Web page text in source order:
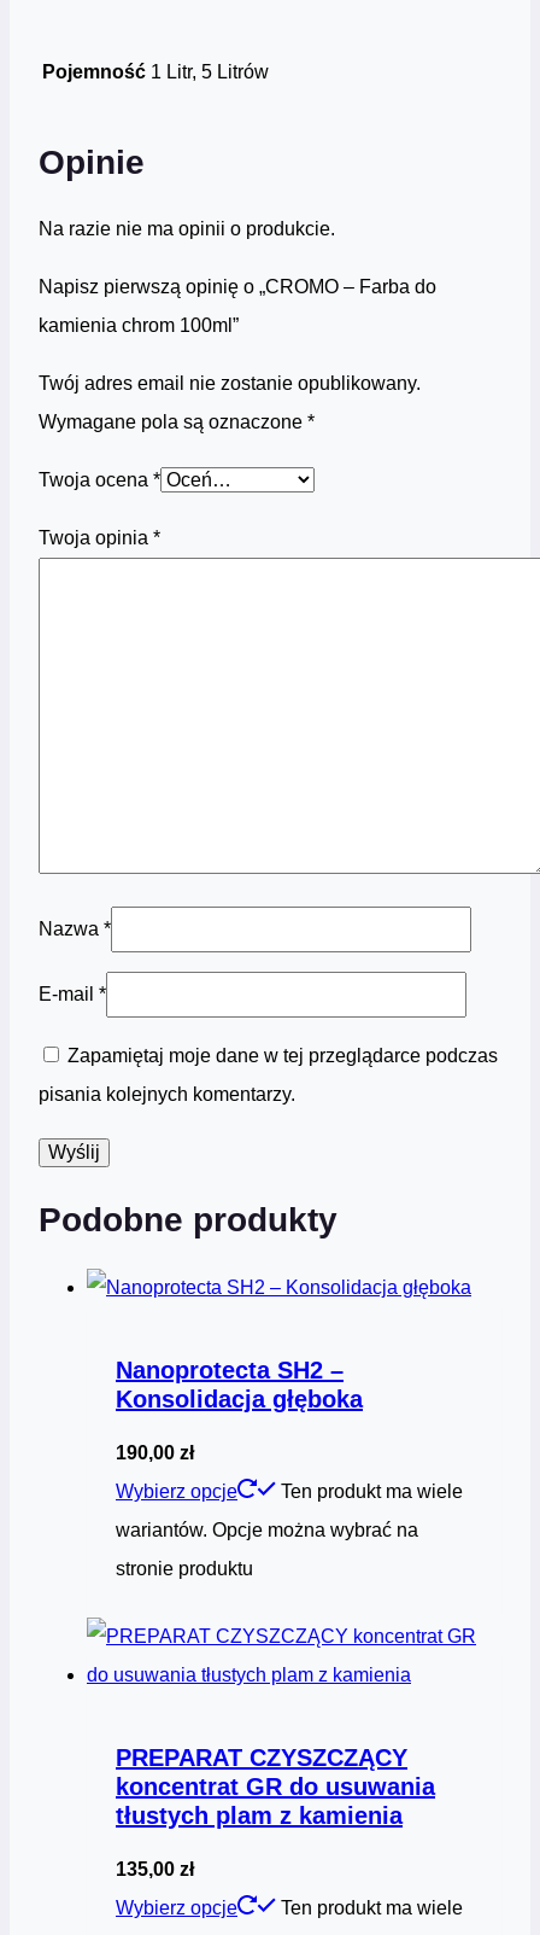
Pojemność 1 Litr, 5 Litrów
Opinie
Na razie nie ma opinii o produkcie.
Napisz pierwszą opinię o „CROMO – Farba do
kamienia chrom 100ml”
Twój adres email nie zostanie opublikowany.
Wymagane pola są oznaczone *
Twoja ocena *
Twoja opinia *
Nazwa *
E-mail *
Zapamiętaj moje dane w tej przeglądarce podczas
pisania kolejnych komentarzy.
Podobne produkty
Nanoprotecta SH2 –
Konsolidacja głęboka
190,00 zł
Wybierz opcje
Ten produkt ma wiele
wariantów. Opcje można wybrać na
stronie produktu
PREPARAT CZYSZCZĄCY
koncentrat GR do usuwania
tłustych plam z kamienia
135,00 zł
Wybierz opcje
Ten produkt ma wiele